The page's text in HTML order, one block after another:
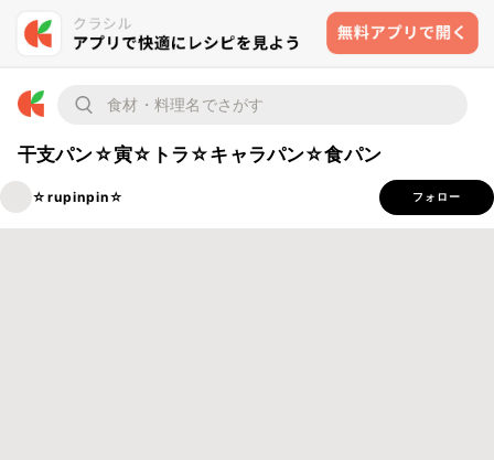
干支パン☆寅☆トラ☆キャラパン☆食パン
☆rupinpin☆ フォロー